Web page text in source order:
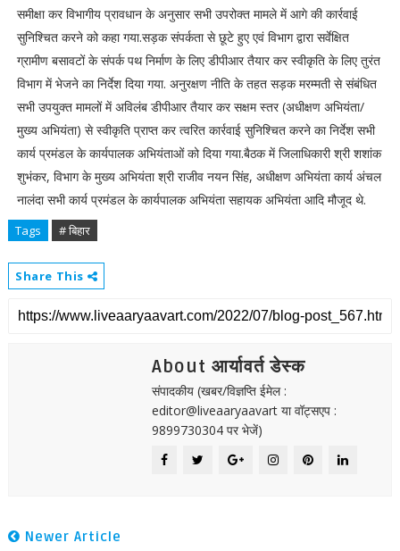
समीक्षा कर विभागीय प्रावधान के अनुसार सभी उपरोक्त मामले में आगे की कार्रवाई
सुनिश्चित करने को कहा गया.सड़क संपर्कता से छूटे हुए एवं विभाग द्वारा सर्वेक्षित
ग्रामीण बसावटों के संपर्क पथ निर्माण के लिए डीपीआर तैयार कर स्वीकृति के लिए तुरंत
विभाग में भेजने का निर्देश दिया गया. अनुरक्षण नीति के तहत सड़क मरम्मती से संबंधित
सभी उपयुक्त मामलों में अविलंब डीपीआर तैयार कर सक्षम स्तर (अधीक्षण अभियंता/
मुख्य अभियंता) से स्वीकृति प्राप्त कर त्वरित कार्रवाई सुनिश्चित करने का निर्देश सभी
कार्य प्रमंडल के कार्यपालक अभियंताओं को दिया गया.बैठक में जिलाधिकारी श्री शशांक
शुभंकर, विभाग के मुख्य अभियंता श्री राजीव नयन सिंह, अधीक्षण अभियंता कार्य अंचल
नालंदा सभी कार्य प्रमंडल के कार्यपालक अभियंता सहायक अभियंता आदि मौजूद थे.
Tags # बिहार
Share This
About आर्यावर्त डेस्क
संपादकीय (खबर/विज्ञप्ति ईमेल :
editor@liveaaryaavart या वॉट्सएप :
9899730304 पर भेजें)
Newer Article